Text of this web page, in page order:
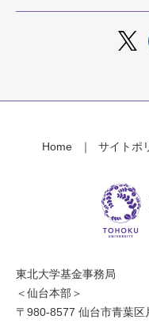
Home サイトポ
東北大学基金事務局
＜仙台本部＞
〒980-8577 仙台市青葉区